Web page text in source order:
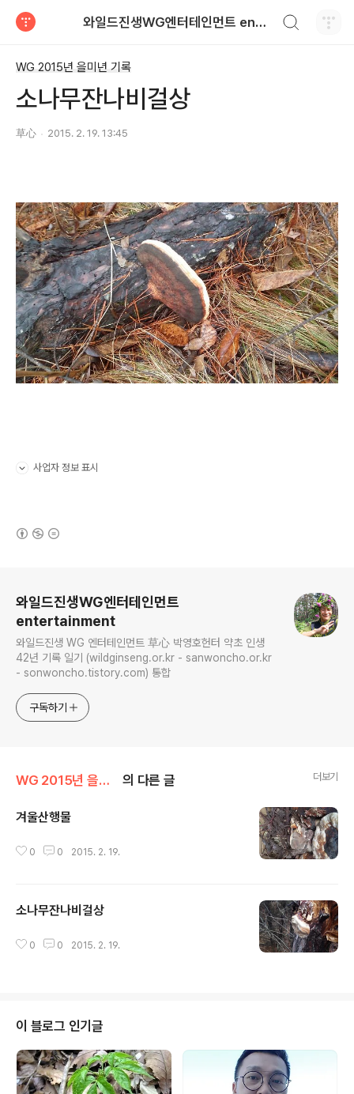
와일드진생WG엔터테인먼트 entertainment
WG 2015년 을미년 기록
소나무잔나비걸상
草心 2015. 2. 19. 13:45
사업자 정보 표시
와일드진생WG엔터테인먼트
entertainment
와일드진생 WG 엔터테인먼트 草心 박영호헌터 약초 인생
42년 기록 일기 (wildginseng.or.kr - sanwoncho.or.kr
- sonwoncho.tistory.com) 통합
구독하기
WG 2015년 을미년 기록 의 다른 글 더보기
겨울산행물
0 0 2015. 2. 19.
소나무잔나비걸상
0 0 2015. 2. 19.
이 블로그 인기글